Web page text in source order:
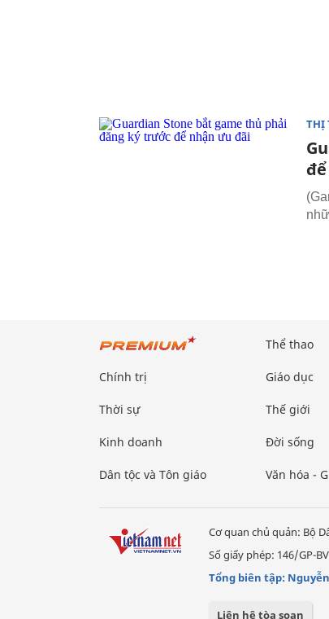
THỊ
Chính trị
Thời sự
Kinh doanh
Dân tộc và Tôn giáo
Thể thao
Giáo dục
Thế giới
Đời sống
Văn hóa -
Cơ quan chủ quản: Bộ
Số giấy phép: 146/GP-
Tổng biên tập:
Liên hệ tòa soạn